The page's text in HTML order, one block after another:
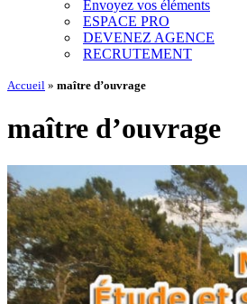
Envoyez vos éléments
ESPACE PRO
DEVENEZ AGENCE
RECRUTEMENT
Accueil » maître d’ouvrage
maître d’ouvrage